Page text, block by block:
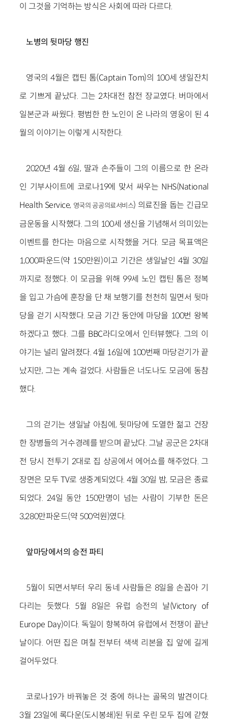
이 그것을 기억하는 방식은 사회에 따라 다르다.
노병의 뒷마당 행진
영국의 4월은 캡틴 톰(Captain Tom)의 100세 생일잔치
로 기쁘게 끝났다. 그는 2차대전 참전 장교였다. 버마에서
일본군과 싸웠다. 평범한 한 노인이 온 나라의 영웅이 된 4
월의 이야기는 이렇게 시작한다.
2020년 4월 6일, 딸과 손주들이 그의 이름으로 한 온라
인 기부사이트에 코로나19에 맞서 싸우는 NHS(National
Health Service, 영국의 공공의료서비스) 의료진을 돕는 긴급모
금운동을 시작했다. 그의 100세 생신을 기념해서 의미있는
이벤트를 한다는 마음으로 시작했을 거다. 모금 목표액은
1,000파운드(약 150만원)이고 기간은 생일날인 4월 30일
까지로 정했다. 이 모금을 위해 99세 노인 캡틴 톰은 정복
을 입고 가슴에 훈장을 단 채 보행기를 천천히 밀면서 뒷마
당을 걷기 시작했다. 모금 기간 동안에 마당을 100번 왕복
하겠다고 했다. 그를 BBC라디오에서 인터뷰했다. 그의 이
야기는 널리 알려졌다. 4월 16일에 100번째 마당걷기가 끝
났지만, 그는 계속 걸었다. 사람들은 너도나도 모금에 동참
했다.
그의 걷기는 생일날 아침에, 뒷마당에 도열한 젊고 건장
한 장병들의 거수경례를 받으며 끝났다. 그날 공군은 2차대
전 당시 전투기 2대로 집 상공에서 에어쇼를 해주었다. 그
장면은 모두 TV로 생중계되었다. 4월 30일 밤, 모금은 종료
되었다. 24일 동안 150만명이 넘는 사람이 기부한 돈은
3,280만파운드(약 500억원)였다.
앞마당에서의 승전 파티
5월이 되면서부터 우리 동네 사람들은 8일을 손꼽아 기
다리는 듯했다. 5월 8일은 유럽 승전의 날(Victory of
Europe Day)이다. 독일이 항복하여 유럽에서 전쟁이 끝난
날이다. 어떤 집은 며칠 전부터 색색 리본을 집 앞에 길게
걸어두었다.
코로나19가 바꿔놓은 것 중에 하나는 골목의 발견이다.
3월 23일에 록다운(도시봉쇄)된 뒤로 우린 모두 집에 갇혔